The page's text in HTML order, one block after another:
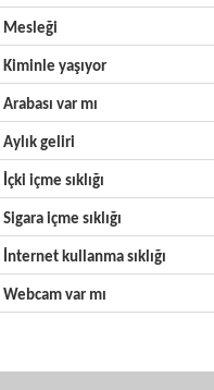
Mesleği
Kiminle yaşıyor
Arabası var mı
Aylık geliri
İçki içme sıklığı
Sigara içme sıklığı
İnternet kullanma sıklığı
Webcam var mı